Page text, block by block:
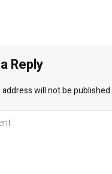
Reply
address will not be published.